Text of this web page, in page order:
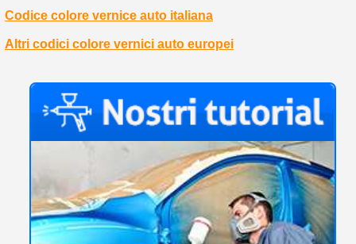
Codice colore vernice auto italiana
Altri codici colore vernici auto europei